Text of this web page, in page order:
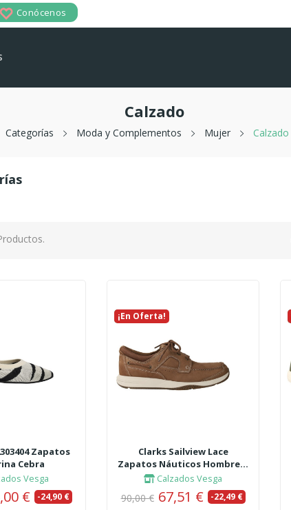
Conócenos
Calzado
Categorías Moda y Complementos Mujer Calzado
Zapatos
Cebra
Vesga
€ -24,90 €
¡En Oferta!
Nuevo
Clarks Sailview Lace
Zapatos Náuticos Hombre...
Calzados Vesga
90,00 € 67,51 € -22,49 €